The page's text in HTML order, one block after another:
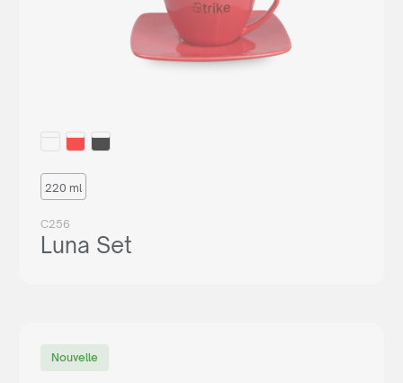
220 ml
C256
Luna Set
Nouvelle